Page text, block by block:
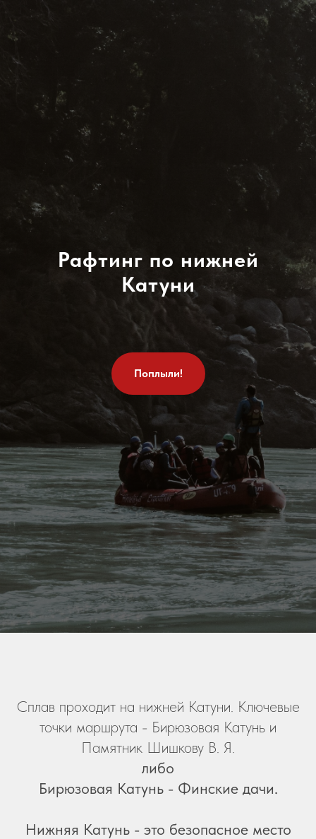
Рафтинг по нижней
Катуни
Поплыли!
Сплав проходит на нижней Катуни. Ключевые
точки маршрута - Бирюзовая Катунь и
Памятник Шишкову В. Я.
либо
Бирюзовая Катунь - Финские дачи.
Нижняя Катунь - это безопасное место